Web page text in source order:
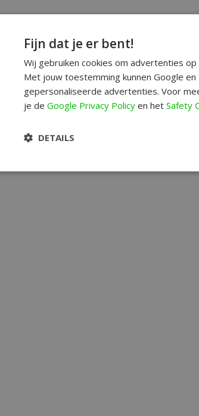
Fijn dat je er bent!
Wij gebruiken cookies om advertenties
Met jouw toestemming kunnen Google
gepersonaliseerde advertenties. Voor
je de Google Privacy Policy en het Safety
DETAILS